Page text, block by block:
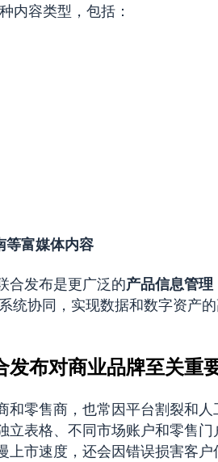
内容类型，包括：
等富媒体内容
合发布是更广泛的产品信息管理
统协同，实现数据和数字资产的
发布对商业品牌至关重
和零售商，也常因平台割裂和
立表格、不同市场账户和零售
市速度，还会因错误损害客户